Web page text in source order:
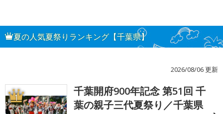
夏の人気夏祭りランキング【千葉県】
2026/08/06 更新
1
千葉開府900年記念 第51回 千
葉の親子三代夏祭り／千葉県